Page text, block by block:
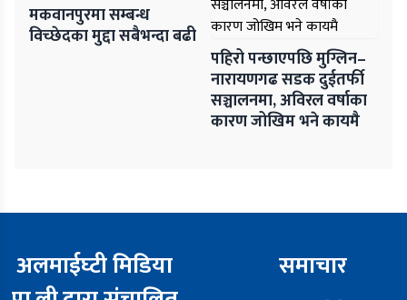
मकवानपुरमा सम्बन्ध
विच्छेदका मुद्दा सबैभन्दा बढी
पहिरो पन्छाएपछि मुग्लिन–
नारायणगढ सडक दुईतर्फी
सञ्चालनमा, अविरल वर्षाका
कारण जोखिम भने कायमै
अलमाईघ्टी मिडिया
समाचार